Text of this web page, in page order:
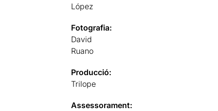
López
Fotografia:
David
Ruano
Producció:
Trilope
Assessorament: